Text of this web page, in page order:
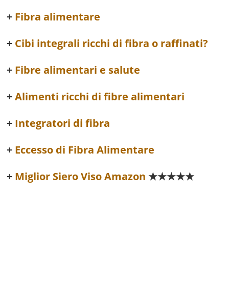
Fibra alimentare
Cibi integrali ricchi di fibra o raffinati?
Fibre alimentari e salute
Alimenti ricchi di fibre alimentari
Integratori di fibra
Eccesso di Fibra Alimentare
Miglior Siero Viso Amazon ★★★★★